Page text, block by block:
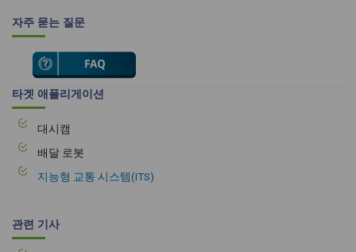
자주 묻는 질문
타겟 애플리게이션
대시캠
배달 로봇
지능형 교통 시스템(ITS)
관련 기사